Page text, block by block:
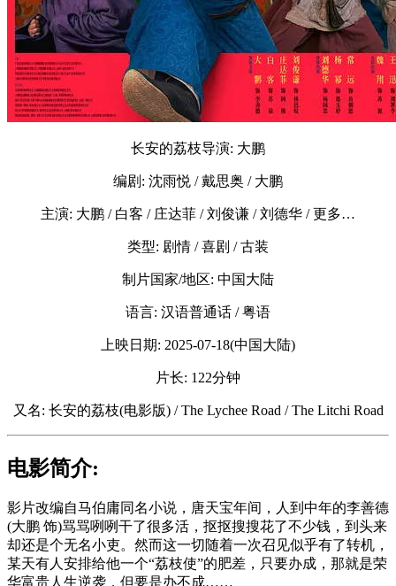
长安的荔枝导演: 大鹏
编剧: 沈雨悦 / 戴思奥 / 大鹏
主演: 大鹏 / 白客 / 庄达菲 / 刘俊谦 / 刘德华 / 更多…
类型: 剧情 / 喜剧 / 古装
制片国家/地区: 中国大陆
语言: 汉语普通话 / 粤语
上映日期: 2025-07-18(中国大陆)
片长: 122分钟
又名: 长安的荔枝(电影版) / The Lychee Road / The Litchi Road
电影简介:
影片改编自马伯庸同名小说，唐天宝年间，人到中年的李善德
(大鹏 饰)骂骂咧咧干了很多活，抠抠搜搜花了不少钱，到头来
却还是个无名小吏。然而这一切随着一次召见似乎有了转机，
某天有人安排给他一个“荔枝使”的肥差，只要办成，那就是荣
华富贵人生逆袭，但要是办不成……